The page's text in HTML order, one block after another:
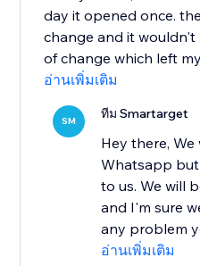
day it opened once.
change and it wouldn't
of change which left
อ่านเพิ่มเติม
SM ทีม Smartarget
Hey there,
Whatsapp
to us. We will
and I'm sure
any problem
อ่านเพิ่มเติม